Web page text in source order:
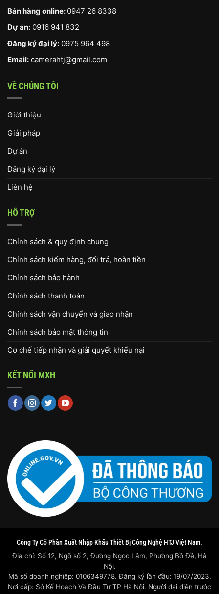
Bán hàng online: 0947 26 8338
Dự án: 0916 941 832
Đăng ký đại lý: 0975 964 498
Email: camerahtj@gmail.com
VỀ CHÚNG TÔI
Giới thiệu
Giải pháp
Dự án
Đăng ký đại lý
Liên hệ
HỖ TRỢ
Chính sách & quy định chung
Chính sách kiểm hàng, đổi trả, hoàn tiền
Chính sách bảo hành
Chính sách thanh toán
Chính sách vận chuyển và giao nhận
Chính sách bảo mật thông tin
Cơ chế tiếp nhận và giải quyết khiếu nại
KẾT NỐI MXH
Công Ty Cổ Phần Xuất Nhập Khẩu Thiết Bị Công Nghệ HTJ Việt Nam.
Địa chỉ: Số 12, Ngõ số 2, Đường Ngọc Lâm, Phường Bồ Đề, Hà
Nội.
Mã số doanh nghiệp: 0106349778. Đăng ký lần đầu: 19/07/2023.
Nơi cấp: Sở Kế Hoạch Và Đầu Tư TP Hà Nội. Người đại diện trước